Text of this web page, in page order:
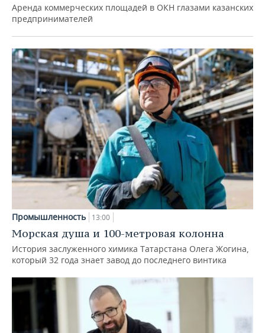
Аренда коммерческих площадей в ОКН глазами казанских
предпринимателей
Промышленность 13:00
Морская душа и 100-метровая колонна
История заслуженного химика Татарстана Олега Жогина,
который 32 года знает завод до последнего винтика